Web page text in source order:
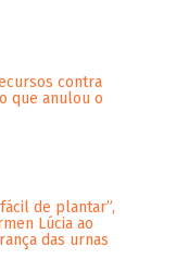
contra
que anulou o
de plantar”,
Lúcia ao
das urnas